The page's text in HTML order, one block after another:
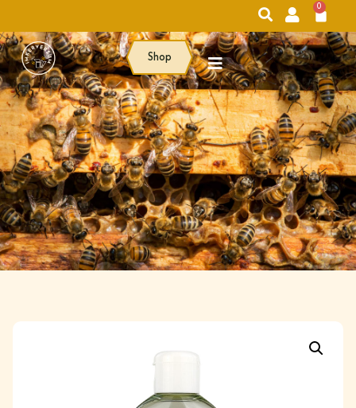
0
Shop